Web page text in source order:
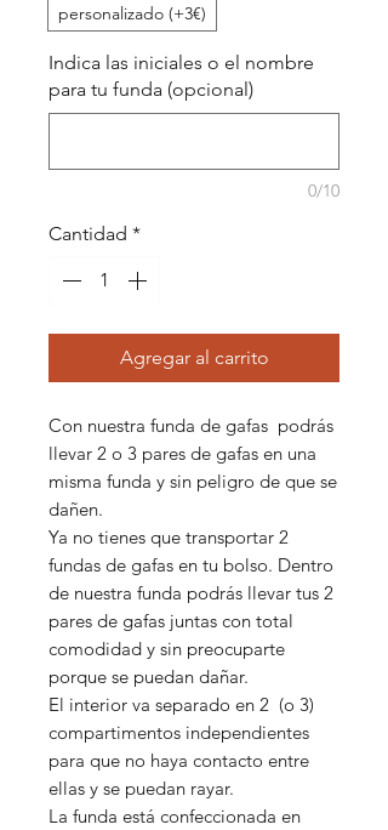
personalizado (+3€)
Indica las iniciales o el nombre
para tu funda (opcional)
0/10
Cantidad *
Agregar al carrito
Con nuestra funda de gafas podrás
llevar 2 o 3 pares de gafas en una
misma funda y sin peligro de que se
dañen.
Ya no tienes que transportar 2
fundas de gafas en tu bolso. Dentro
de nuestra funda podrás llevar tus 2
pares de gafas juntas con total
comodidad y sin preocuparte
porque se puedan dañar.
El interior va separado en 2 (o 3)
compartimentos independientes
para que no haya contacto entre
ellas y se puedan rayar.
La funda está confeccionada en